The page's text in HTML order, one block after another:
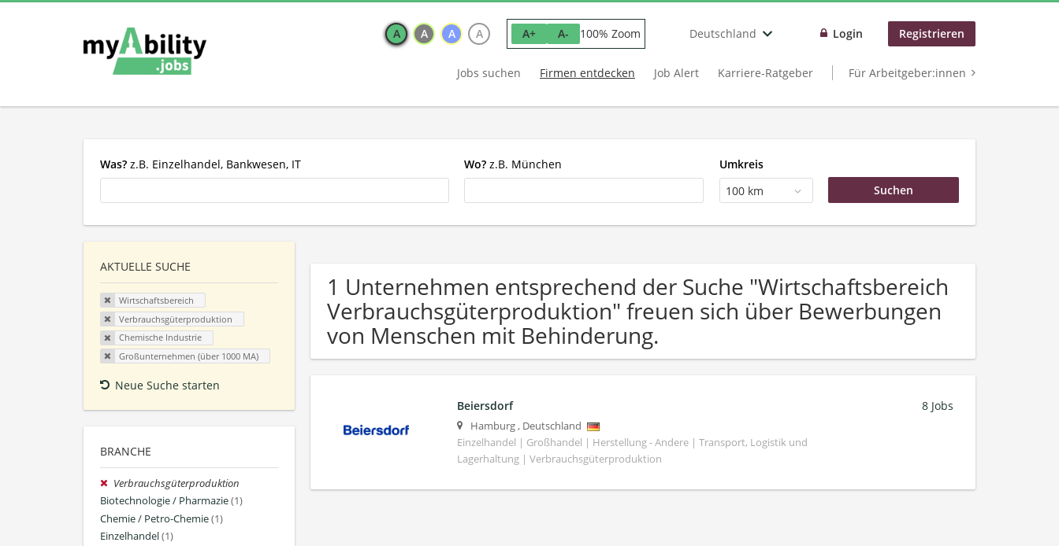
A A A A A+ A- 100% Zoom Deutschland Login Registrieren
Jobs suchen Firmen entdecken Job Alert Karriere-Ratgeber Für Arbeitgeber:innen
Was? z.B. Einzelhandel, Bankwesen, IT Wo? z.B. München
Umkreis
100 km
AKTUELLE SUCHE
Wirtschaftsbereich
Verbrauchsgüterproduktion
Chemische Industrie
Großunternehmen (über 1000 MA)
Neue Suche starten
BRANCHE
Verbrauchsgüterproduktion
Biotechnologie / Pharmazie(1)
Chemie / Petro-Chemie(1)
Einzelhandel(1)
1 Unternehmen entsprechend der Suche "Wirtschaftsbereich
Verbrauchsgüterproduktion" freuen sich über Bewerbungen
von Menschen mit Behinderung.
Beiersdorf
Hamburg, Deutschland
Einzelhandel | Großhandel | Herstellung - Andere | Transport, Logistik und
Lagerhaltung | Verbrauchsgüterproduktion
8 Jobs